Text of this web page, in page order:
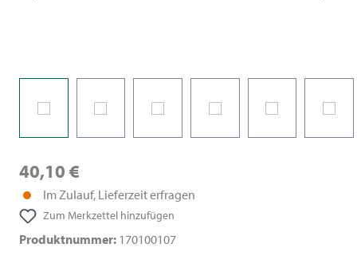
40,10 €
Im Zulauf, Lieferzeit erfragen
Zum Merkzettel hinzufügen
Produktnummer: 170100107